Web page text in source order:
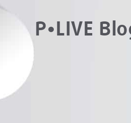
P•LIVE